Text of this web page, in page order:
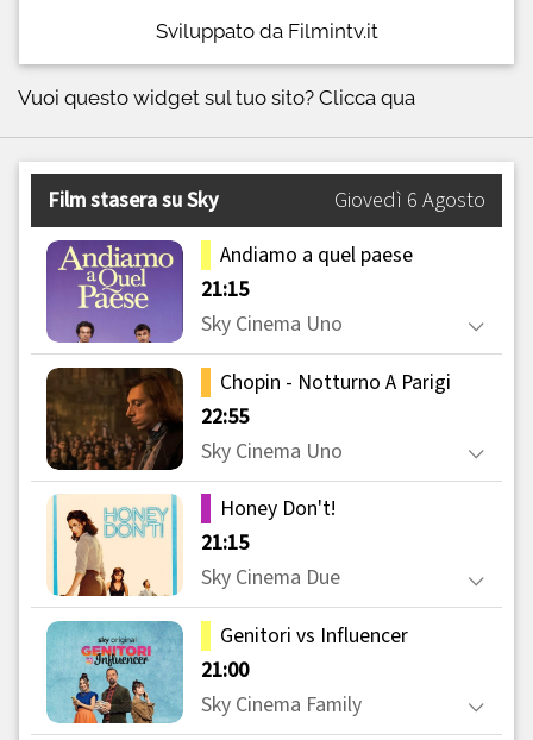
Sviluppato da Filmintv.it
Vuoi questo widget sul tuo sito? Clicca qua